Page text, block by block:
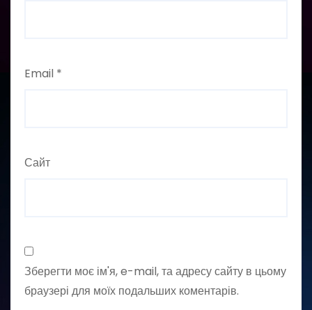
Email *
Сайт
Зберегти моє ім'я, e-mail, та адресу сайту в цьому
браузері для моїх подальших коментарів.